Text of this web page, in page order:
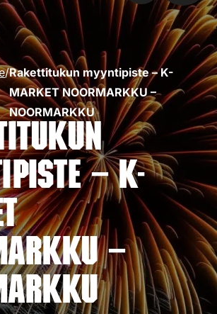
/Rakettitukun myyntipiste – K-
MARKET NOORMARKKU –
NOORMARKKU
– K-
–